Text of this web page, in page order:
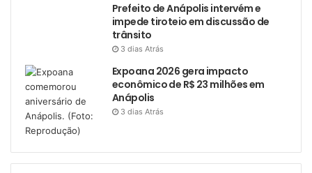
Prefeito de Anápolis intervém e
impede tiroteio em discussão de
trânsito
3 dias Atrás
Expoana 2026 gera impacto
econômico de R$ 23 milhões em
Anápolis
3 dias Atrás